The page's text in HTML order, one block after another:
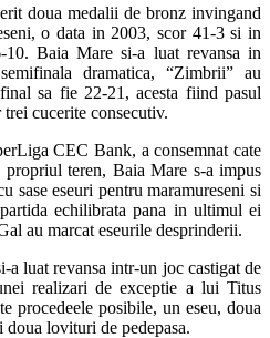
doua medalii de bronz invingand
o data in 2003, scor 41-3 si in
Baia Mare si-a luat revansa in
dramatica, “Zimbrii” au
sa fie 22-21, acesta fiind pasul
cucerite consecutiv.
CEC Bank, a consemnat cate
propriul teren, Baia Mare s-a impus
sase eseuri pentru maramureseni si
echilibrata pana in ultimul ei
au marcat eseurile desprinderii.
luat revansa intr-un joc castigat de
realizari de exceptie a lui Titus
procedeele posibile, un eseu, doua
lovituri de pedepasa.